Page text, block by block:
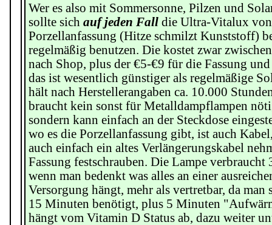
Wer es also mit Sommersonne, Pilzen und
sollte sich auf jeden Fall die Ultra-Vitalux
Porzellanfassung (Hitze schmilzt Kunststoff)
regelmäßig benutzen. Die kostet zwar
nach Shop, plus der €5-€9 für die Fassung und
das ist wesentlich günstiger als regelmäßige
hält nach Herstellerangaben ca. 10.000
braucht kein sonst für Metalldampflampen
sondern kann einfach an der Steckdose
wo es die Porzellanfassung gibt, ist auch
auch einfach ein altes Verlängerungskabel
Fassung festschrauben. Die Lampe verbraucht
wenn man bedenkt was alles an einer
Versorgung hängt, mehr als vertretbar, da man
15 Minuten benötigt, plus 5 Minuten
hängt vom Vitamin D Status ab, dazu weiter